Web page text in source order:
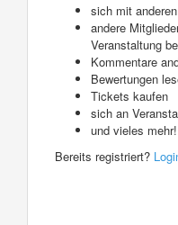
sich mit
andere
Veranstaltung
Kommentare
Bewertungen
Tickets kaufen
sich an
und vieles mehr!
Bereits registriert?